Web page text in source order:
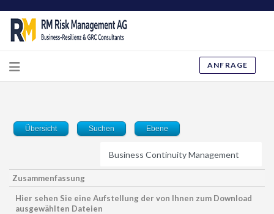
ANFRAGE
Übersicht Suchen Ebene
Zusammenfassung
Hier sehen Sie eine Aufstellung der von Ihnen zum Download
ausgewählten Dateien